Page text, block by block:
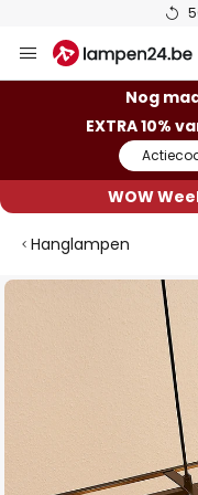
naar
Nog
EXTRA 10%
WOW
Hanglampen
Ga
einde
afbeeldingen-
gallerij